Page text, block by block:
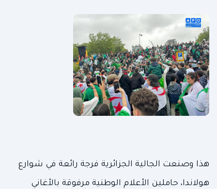
هذا وصنعت الجالية الجزائرية فرجة رائعة في شوارع
هولاندا، حاملين الأعلام الوطنية مرفوقة بالأغاني